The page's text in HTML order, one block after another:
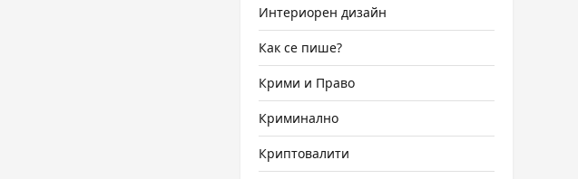
Интериорен дизайн
Как се пише?
Крими и Право
Криминално
Криптовалити